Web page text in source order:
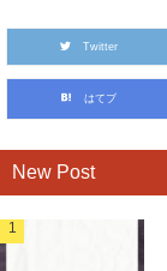
Twitter
はてブ
New Post